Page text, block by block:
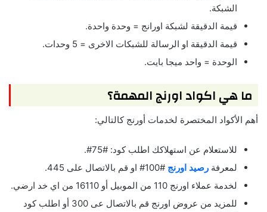
الشبكة.
قيمة الدقيقة لشبكة اورانج = وحدة واحدة.
قيمة الدقيقة او الرسالة للشبكات الاخرى = 5 وحدات.
الوحدة = واحد ميجا بايت.
ما هي اكواد اورنج المهمة؟
أهم اﻷكواد المختصرة لخدمات أورنج كالتالي:
للاستعلام عن استهلاكك اطلب كود: #75#.
لمعرفة رصيد اورنج #100# او قم بالاتصال على 445.
لخدمة عملاء اورنج 110 من الموبيل أو 16110 من اي خد ارضي.
للمزيد من عروض اورنج قم بالاتصال عى 300 أو اطلب كود